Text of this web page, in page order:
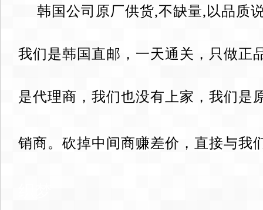
韩国公司原厂供货,不缺量,以品质
我们是韩国直邮，一天通关，只做正
是代理商，我们也没有上家，我们是
销商。砍掉中间商赚差价，直接与我